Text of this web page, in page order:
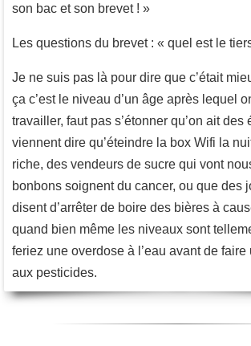
son bac et son brevet ! »
Les questions du brevet : « quel est le
Je ne suis pas là pour dire que c’était
ça c’est le niveau d’un âge après lequel
travailler, faut pas s’étonner qu’on ait des
viennent dire qu’éteindre la box Wifi la
riche, des vendeurs de sucre qui vont
bonbons soignent du cancer, ou que des
disent d’arrêter de boire des bières à
quand bien même les niveaux sont
feriez une overdose à l’eau avant de
aux pesticides.